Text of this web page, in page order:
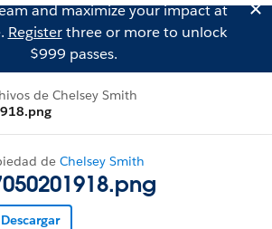
and maximize your impact at
Registerthree or more to unlock
$999 passes.
de Chelsey Smith
de Chelsey Smith
Descargar